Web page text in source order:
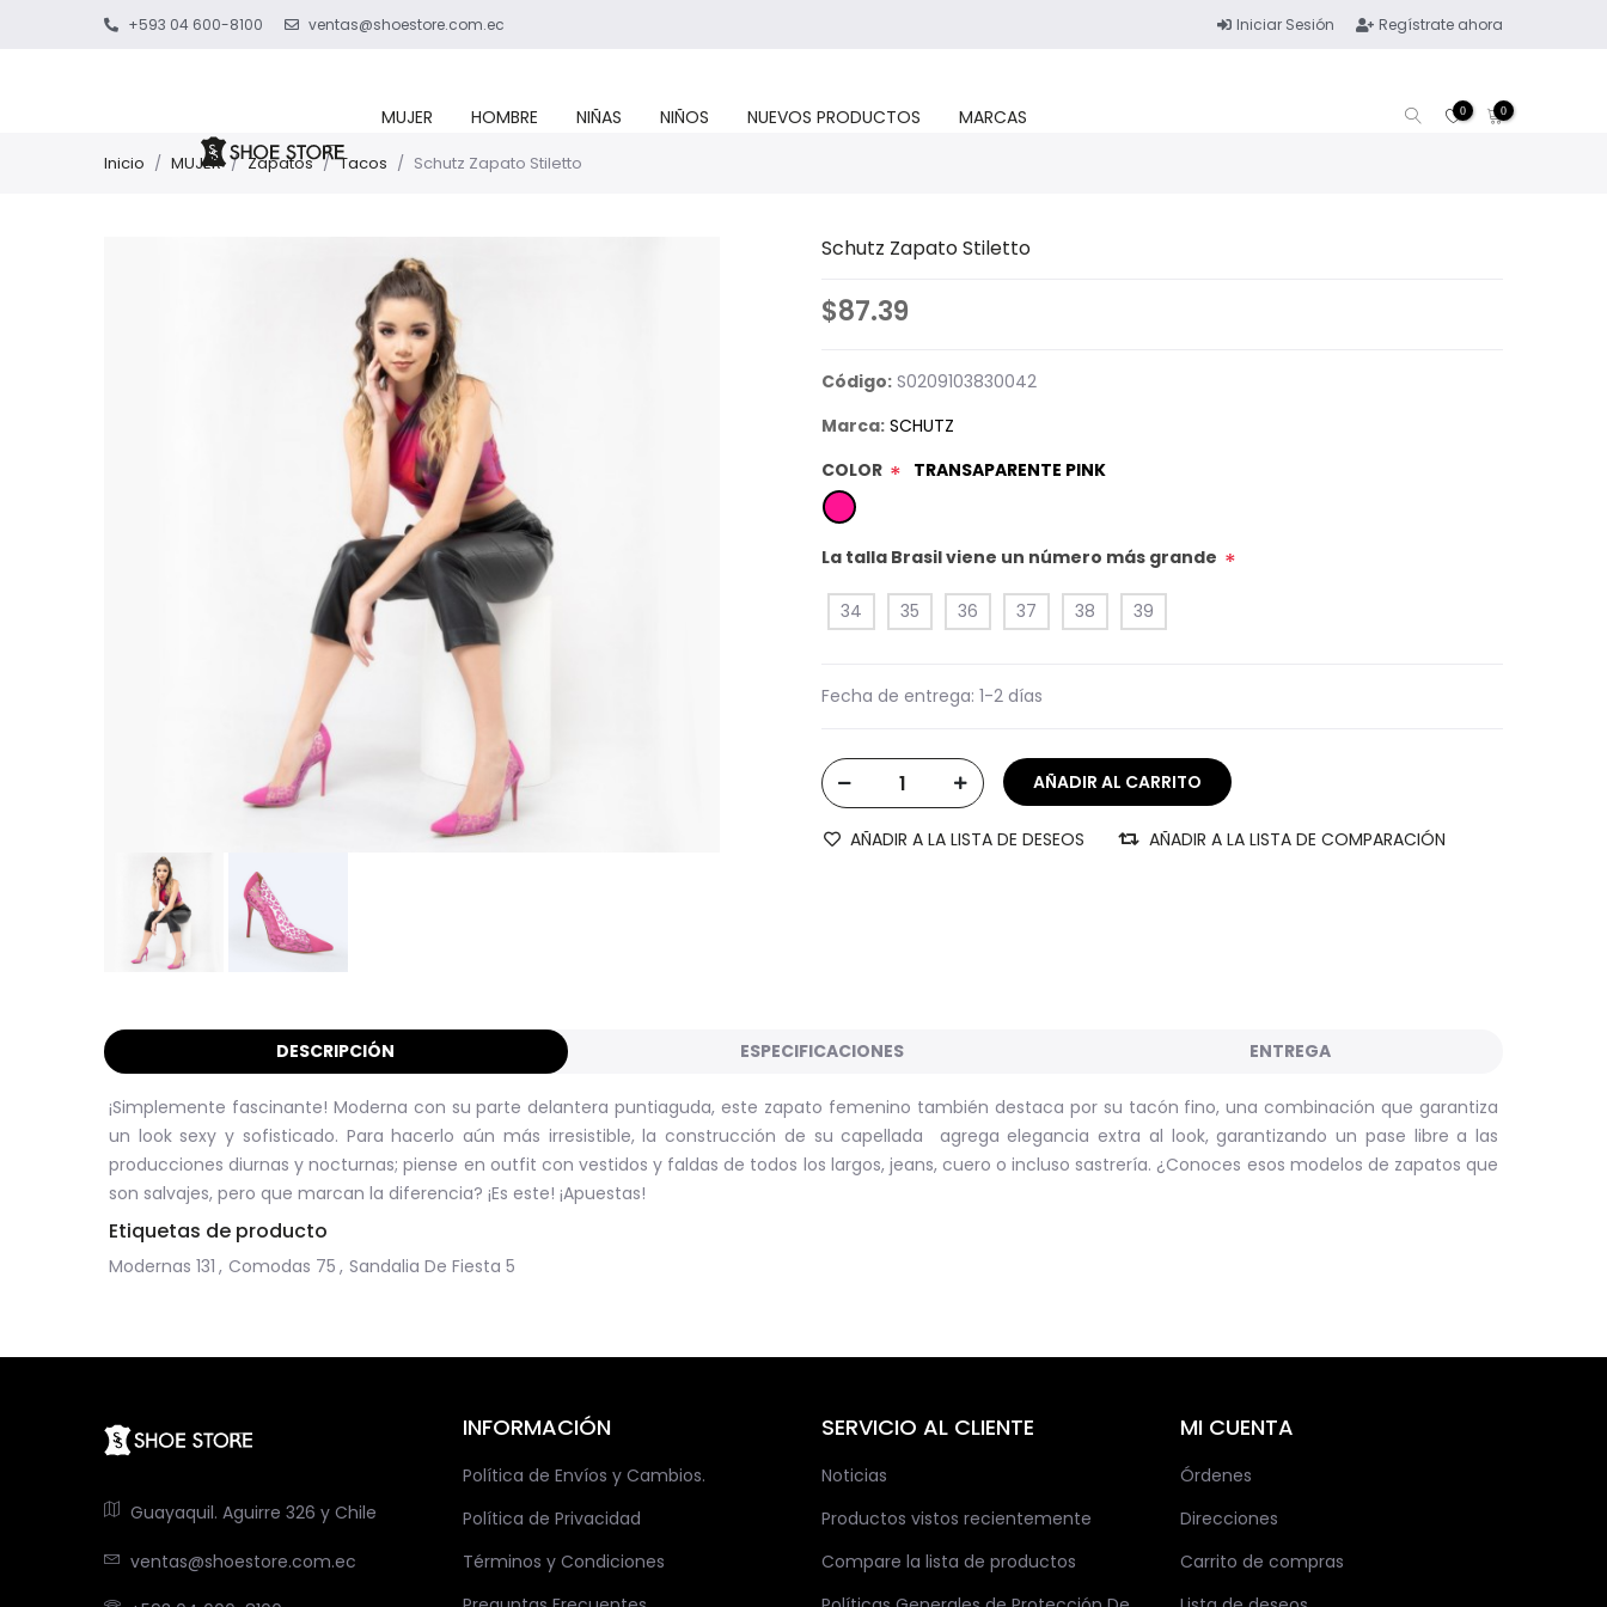
+593 04 600-8100 ventas@shoestore.com.ec Iniciar Sesión Regístrate ahora
MUJER HOMBRE NIÑAS NIÑOS NUEVOS PRODUCTOS MARCAS 0 0
Inicio / MUJER / Zapatos / Tacos / Schutz Zapato Stiletto
Schutz Zapato Stiletto
$87.39
Código: S0209103830042
Marca: SCHUTZ
COLOR * TRANSAPARENTE PINK
La talla Brasil viene un número más grande *
34 35 36 37 38 39
Fecha de entrega: 1-2 días
AÑADIR A LA LISTA DE DESEOS AÑADIR A LA LISTA DE COMPARACIÓN
DESCRIPCIÓN ESPECIFICACIONES ENTREGA
¡Simplemente fascinante! Moderna con su parte delantera puntiaguda, este zapato femenino también destaca por su tacón fino, una combinación que garantiza
un look sexy y sofisticado. Para hacerlo aún más irresistible, la construcción de su capellada agrega elegancia extra al look, garantizando un pase libre a las
producciones diurnas y nocturnas; piense en outfit con vestidos y faldas de todos los largos, jeans, cuero o incluso sastrería. ¿Conoces esos modelos de zapatos que
son salvajes, pero que marcan la diferencia? ¡Es este! ¡Apuestas!
Etiquetas de producto
Modernas 131 , Comodas 75 , Sandalia De Fiesta 5
Guayaquil. Aguirre 326 y Chile
ventas@shoestore.com.ec
INFORMACIÓN
Política de Envíos y Cambios.
Política de Privacidad
Términos y Condiciones
SERVICIO AL CLIENTE
Noticias
Productos vistos recientemente
Compare la lista de productos
MI CUENTA
Órdenes
Direcciones
Carrito de compras